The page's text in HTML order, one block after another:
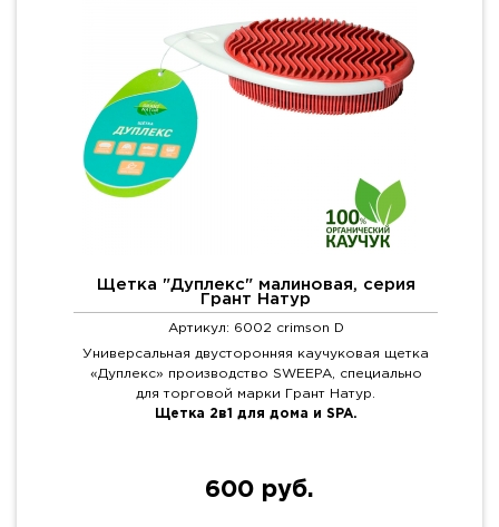
Щетка "Дуплекс" малиновая, серия
Грант Натур
Артикул: 6002 crimson D
Универсальная двусторонняя каучуковая щетка
«Дуплекс» производство SWEEPA, специально
для торговой марки Грант Натур.
Щетка 2в1 для дома и SPA.
600 руб.